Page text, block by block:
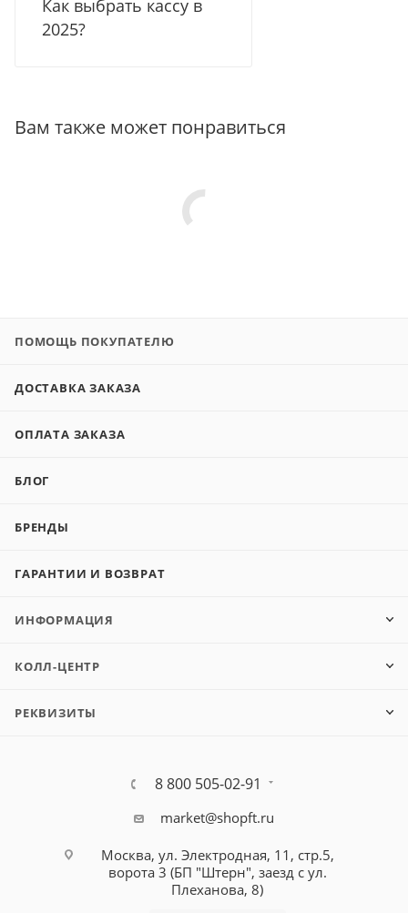
Как выбрать кассу в
2025?
Вам также может понравиться
ПОМОЩЬ ПОКУПАТЕЛЮ
ДОСТАВКА ЗАКАЗА
ОПЛАТА ЗАКАЗА
БЛОГ
БРЕНДЫ
ГАРАНТИИ И ВОЗВРАТ
ИНФОРМАЦИЯ
КОЛЛ-ЦЕНТР
РЕКВИЗИТЫ
8 800 505-02-91
market@shopft.ru
Москва, ул. Электродная, 11, стр.5,
ворота 3 (БП "Штерн", заезд с ул.
Плеханова, 8)